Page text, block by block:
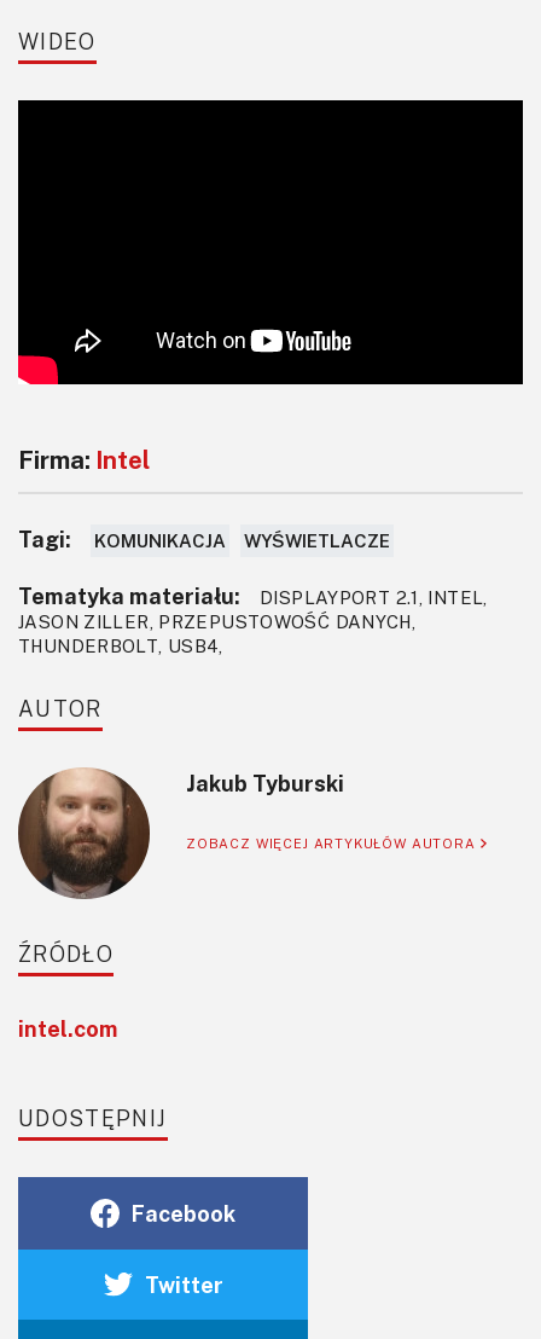
WIDEO
Firma: Intel
Tagi: KOMUNIKACJA WYŚWIETLACZE
Tematyka materiału:
DISPLAYPORT 2.1, INTEL,
JASON ZILLER, PRZEPUSTOWOŚĆ DANYCH,
THUNDERBOLT, USB4,
AUTOR
Jakub Tyburski
ZOBACZ WIĘCEJ ARTYKUŁÓW AUTORA
ŹRÓDŁO
intel.com
UDOSTĘPNIJ
Facebook
Twitter